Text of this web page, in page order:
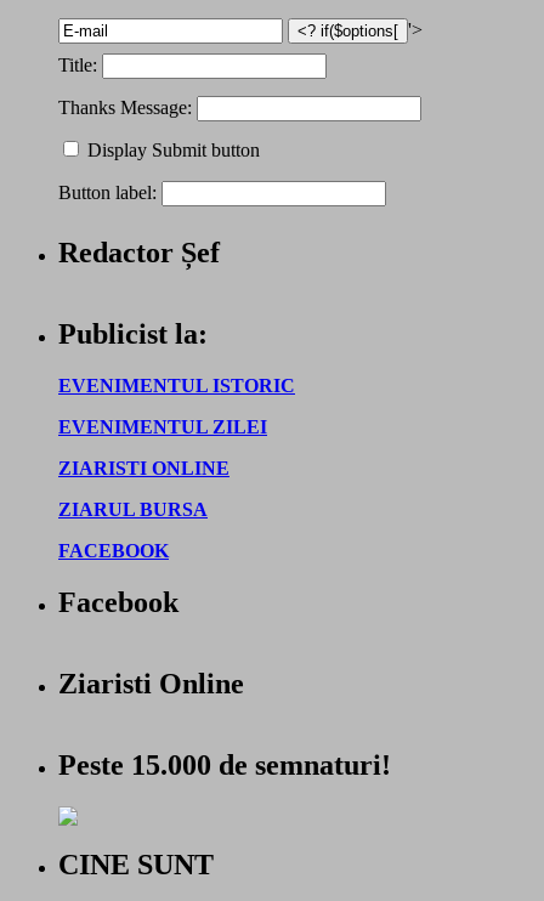
'>
Title:
Thanks Message:
Display Submit button
Button label:
Redactor Șef
Publicist la:
EVENIMENTUL ISTORIC
EVENIMENTUL ZILEI
ZIARISTI ONLINE
ZIARUL BURSA
FACEBOOK
Facebook
Ziaristi Online
Peste 15.000 de semnaturi!
CINE SUNT